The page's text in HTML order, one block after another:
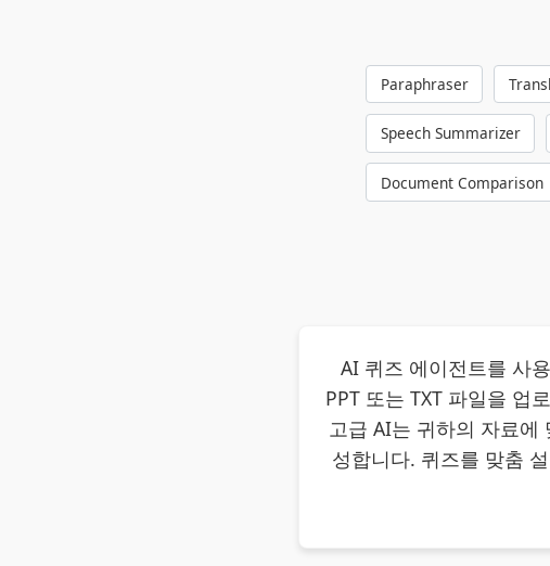
Paraphraser
Speech Summarizer
Document Comparison
AI 퀴즈 에이전트를 사
PPT 또는 TXT 파일을 업
고급 AI는 귀하의 자료에
성합니다. 퀴즈를 맞춤